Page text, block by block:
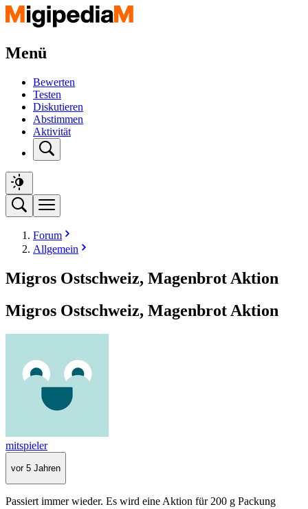
Menü
Bewerten
Testen
Diskutieren
Abstimmen
Aktivität
Forum
Allgemein
Migros Ostschweiz, Magenbrot Aktion
Migros Ostschweiz, Magenbrot Aktion
mitspieler
vor 5 Jahren
Passiert immer wieder. Es wird eine Aktion für 200 g Packung